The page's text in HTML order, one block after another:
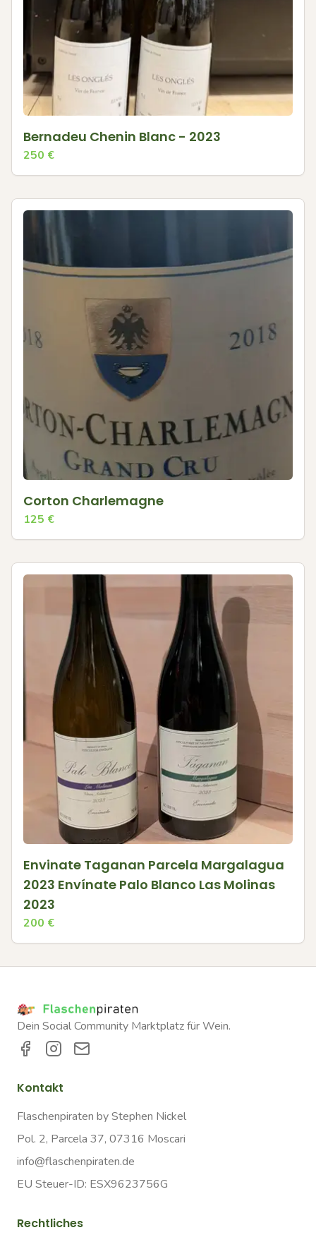
Bernadeu Chenin Blanc - 2023
250 €
Corton Charlemagne
125 €
Envinate Taganan Parcela Margalagua
2023 Envínate Palo Blanco Las Molinas
2023
200 €
Dein Social Community Marktplatz für Wein.
Kontakt
Flaschenpiraten by Stephen Nickel
Pol. 2, Parcela 37, 07316 Moscari
info@flaschenpiraten.de
EU Steuer-ID: ESX9623756G
Rechtliches